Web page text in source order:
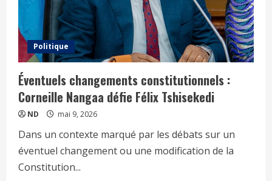
Politique
Éventuels changements constitutionnels :
Corneille Nangaa défie Félix Tshisekedi
ND mai 9, 2026
Dans un contexte marqué par les débats sur un
éventuel changement ou une modification de la
Constitution...